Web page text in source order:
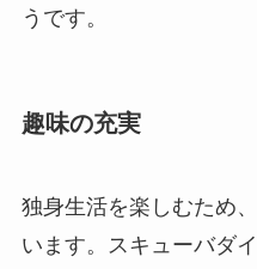
うです。
趣味の充実
独身生活を楽しむため
います。スキューバダ